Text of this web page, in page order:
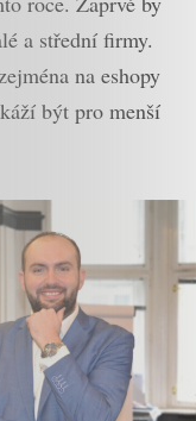
a střední firmy.
na eshopy
být pro menší